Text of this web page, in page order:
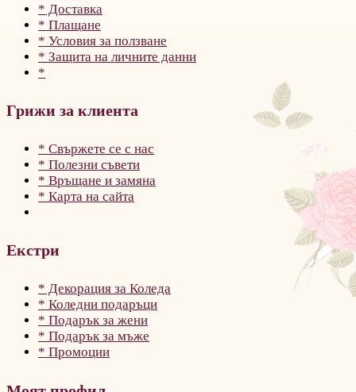
* Доставка
* Плащане
* Условия за ползване
* Защита на личните данни
*
Грижи за клиента
* Свържете се с нас
* Полезни съвети
* Връщане и замяна
* Карта на сайта
Екстри
* Декорация за Коледа
* Коледни подаръци
* Подарък за жени
* Подарък за мъже
* Промоции